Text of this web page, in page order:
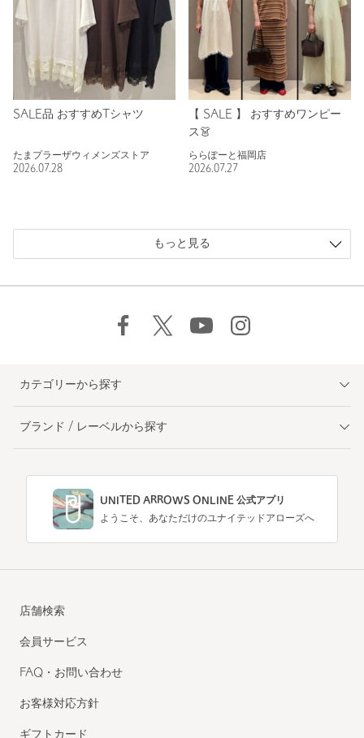
SALE品 おすすめTシャツ
たまプラーザウィメンズストア
2026.07.28
【 SALE 】 おすすめワンピー
ス👗
ららぽーと福岡店
2026.07.27
もっと見る
カテゴリーから探す
ブランド / レーベルから探す
UNITED ARROWS ONLINE 公式アプリ
ようこそ、あなただけのユナイテッドアローズへ
店舗検索
会員サービス
FAQ・お問い合わせ
お客様対応方針
ギフトカード